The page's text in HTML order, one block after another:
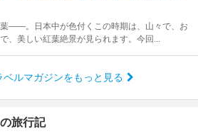
――。日本中が色付くこの時期は、山々で、お
、美しい紅葉絶景が見られます。今回...
ベルマガジンをもっと見る
旅行記